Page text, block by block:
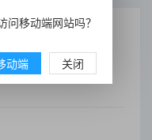
序
评分排序
问移动端网站吗？
动端 关闭